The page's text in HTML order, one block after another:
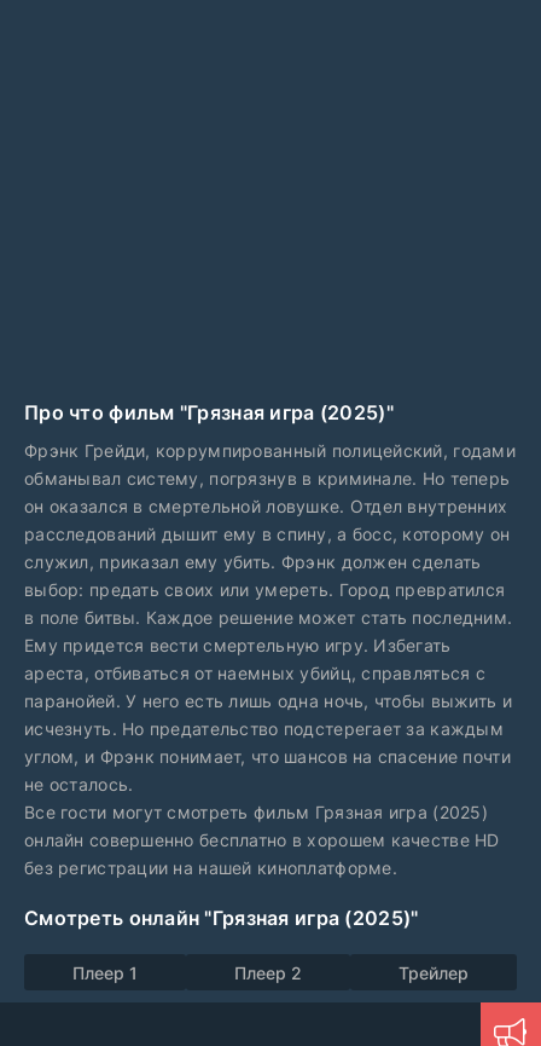
Про что фильм "Грязная игра (2025)"
Фрэнк Грейди, коррумпированный полицейский, годами
обманывал систему, погрязнув в криминале. Но теперь
он оказался в смертельной ловушке. Отдел внутренних
расследований дышит ему в спину, а босс, которому он
служил, приказал ему убить. Фрэнк должен сделать
выбор: предать своих или умереть. Город превратился
в поле битвы. Каждое решение может стать последним.
Ему придется вести смертельную игру. Избегать
ареста, отбиваться от наемных убийц, справляться с
паранойей. У него есть лишь одна ночь, чтобы выжить и
исчезнуть. Но предательство подстерегает за каждым
углом, и Фрэнк понимает, что шансов на спасение почти
не осталось.
Все гости могут смотреть фильм Грязная игра (2025)
онлайн совершенно бесплатно в хорошем качестве HD
без регистрации на нашей киноплатформе.
Смотреть онлайн "Грязная игра (2025)"
Плеер 1 Плеер 2 Трейлер